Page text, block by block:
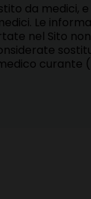
da medici,
Le
nel Sito
curante